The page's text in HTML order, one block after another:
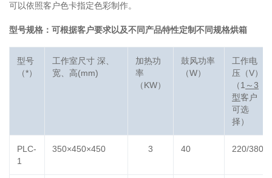
可以依照客户色卡指定色彩制作。
型号规格：可根据客户要求以及不同产品特性定制不同规格烘箱
型号
（*）
工作室尺寸 深、
宽、高(mm)
加热功
率
（KW）
鼓风功率
（W）
工作电
压（V）
（1 ～3
型客户
可选
择）
PLC-
1
350×450×450 3 40 220/380